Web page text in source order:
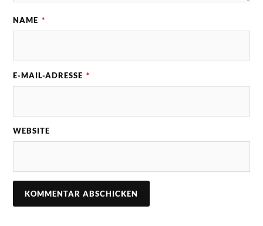
NAME *
E-MAIL-ADRESSE *
WEBSITE